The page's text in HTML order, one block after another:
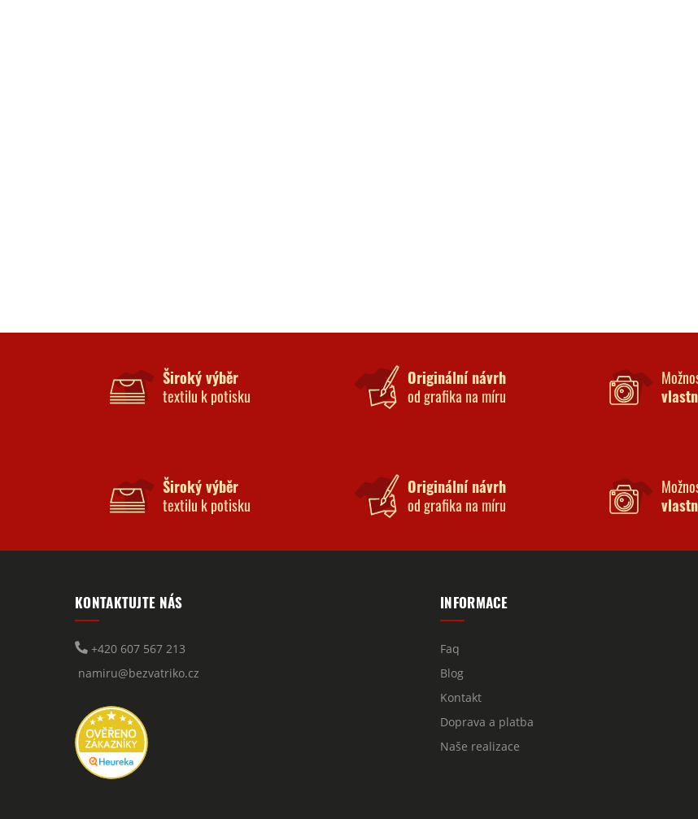
Široký výběr
textilu k potisku
Originální návrh
od grafika na míru
Široký výběr
textilu k potisku
Originální návrh
od grafika na míru
KONTAKTUJTE NÁS
+420 607 567 213
namiru@bezvatriko.cz
INFORMACE
Faq
Blog
Kontakt
Doprava a platba
Naše realizace